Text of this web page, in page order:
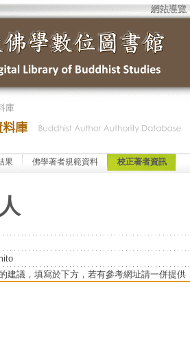
網站導覽
庫
果 佛學著者規範資料 校正著者資訊
建議，填寫於下方，若有參考網址請一併提供